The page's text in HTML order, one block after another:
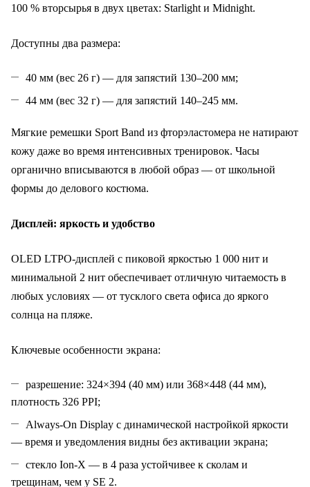
100 % вторсырья в двух цветах: Starlight и Midnight.
Доступны два размера:
40 мм (вес 26 г) — для запястий 130–200 мм;
44 мм (вес 32 г) — для запястий 140–245 мм.
Мягкие ремешки Sport Band из фторэластомера не натирают
кожу даже во время интенсивных тренировок. Часы
органично вписываются в любой образ — от школьной
формы до делового костюма.
Дисплей: яркость и удобство
OLED LTPO‑дисплей с пиковой яркостью 1 000 нит и
минимальной 2 нит обеспечивает отличную читаемость в
любых условиях — от тусклого света офиса до яркого
солнца на пляже.
Ключевые особенности экрана:
разрешение: 324×394 (40 мм) или 368×448 (44 мм),
плотность 326 PPI;
Always‑On Display с динамической настройкой яркости
— время и уведомления видны без активации экрана;
стекло Ion‑X — в 4 раза устойчивее к сколам и
трещинам, чем у SE 2.